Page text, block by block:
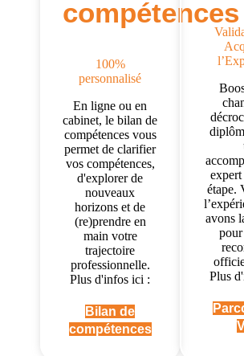
compétences
100%
personnalisé
En ligne ou en
cabinet, le bilan de
compétences vous
permet de clarifier
vos compétences,
d'explorer de
nouveaux
horizons et de
(re)prendre en
main votre
trajectoire
professionnelle.
Plus d'infos ici :
Bilan de
compétences
expert
étape.
avons
Plus